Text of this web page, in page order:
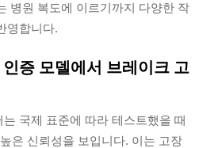
병원 복도에 이르기까지 다양한 작
영합니다.
증 모델에서 브레이크 고
국제 표준에 따라 테스트했을 때
은 신뢰성을 보입니다. 이는 고장